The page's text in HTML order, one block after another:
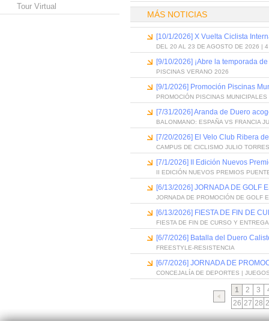
Tour Virtual
MÁS NOTICIAS
[10/1/2026] X Vuelta Ciclista
DEL 20 AL 23 DE AGOSTO DE 2026 | 4
[9/10/2026] ¡Abre la temporada
PISCINAS VERANO 2026
[9/1/2026] Promoción Piscinas
PROMOCIÓN PISCINAS
[7/31/2026] Aranda de Duero
BALONMANO: ESPAÑA VS FRANCIA
[7/20/2026] El Velo Club Ribera
CAMPUS DE CICLISMO JULIO
[7/1/2026] II Edición Nuevos
II EDICIÓN NUEVOS PREMIOS
[6/13/2026] JORNADA DE GOLF
JORNADA DE PROMOCIÓN DE GOLF
[6/13/2026] FIESTA DE FIN DE
FIESTA DE FIN DE CURSO Y
[6/7/2026] Batalla del Duero
FREESTYLE-RESISTENCIA
[6/7/2026] JORNADA DE
CONCEJALÍA DE DEPORTES |
1 2 3
26 27 28